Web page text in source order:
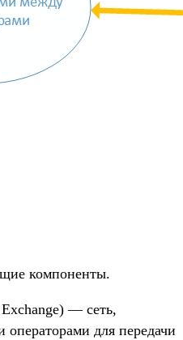
компоненты.
— сеть,
для передачи